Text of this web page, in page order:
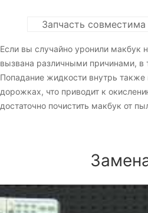
Запчасть
Если вы случайно уронили макбук
вызвана различными причинами, в
Попадание жидкости внутрь
дорожках, что приводит к
достаточно почистить макбук от